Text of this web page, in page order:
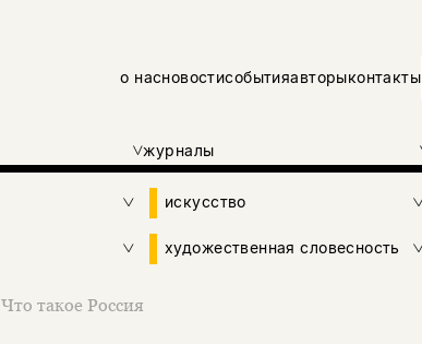
о насновостисобытияавторыконтакты
журналы
искусство
художественная словесность
Что такое Россия